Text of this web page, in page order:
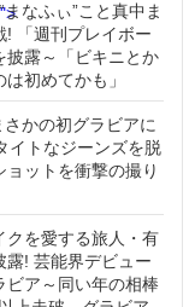
なふぃ”こと真中ま
! 「週刊プレイボー
披露～「ビキニとか
初めてかも」
かの初グラビアに
イトなジーンズを脱
ットを衝撃の撮り
クを愛する旅人・有
露! 芸能界デビュー
ビア～同い年の相棒